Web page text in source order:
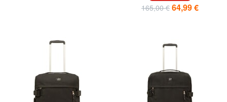
165,00 € 64,99 €